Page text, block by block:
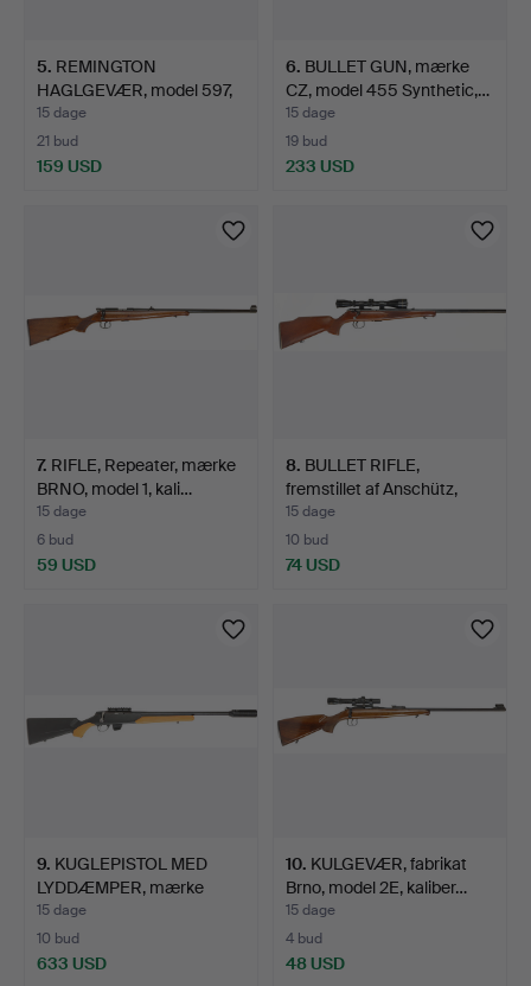
5. REMINGTON
HAGLGEVÆR, model 597,
kaliber .2…
15 dage
21 bud
159 USD
6. BULLET GUN, mærke
CZ, model 455 Synthetic,…
15 dage
19 bud
233 USD
7. RIFLE, Repeater, mærke
BRNO, model 1, kali…
15 dage
6 bud
59 USD
8. BULLET RIFLE,
fremstillet af Anschütz,
mod…
15 dage
10 bud
74 USD
9. KUGLEPISTOL MED
LYDDÆMPER, mærke
Tikka, mo…
15 dage
10 bud
633 USD
10. KULGEVÆR, fabrikat
Brno, model 2E, kaliber…
15 dage
4 bud
48 USD